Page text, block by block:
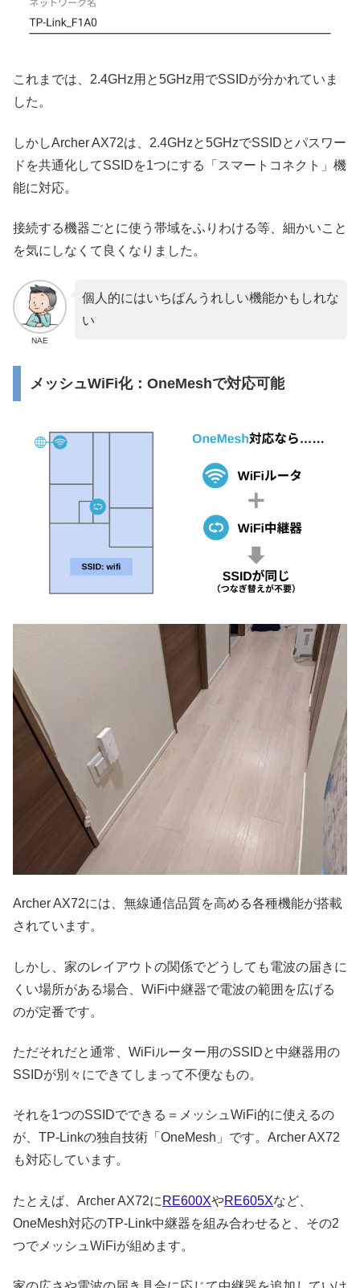
これまでは、2.4GHz用と5GHz用でSSIDが分かれていま
した。
しかしArcher AX72は、2.4GHzと5GHzでSSIDとパスワー
ドを共通化してSSIDを1つにする「スマートコネクト」機
能に対応。
接続する機器ごとに使う帯域をふりわける等、細かいこと
を気にしなくて良くなりました。
NAE
個人的にはいちばんうれしい機能かもしれな
い
メッシュWiFi化：OneMeshで対応可能
Archer AX72には、無線通信品質を高める各種機能が搭載
されています。
しかし、家のレイアウトの関係でどうしても電波の届きに
くい場所がある場合、WiFi中継器で電波の範囲を広げる
のが定番です。
ただそれだと通常、WiFiルーター用のSSIDと中継器用の
SSIDが別々にできてしまって不便なもの。
それを1つのSSIDでできる＝メッシュWiFi的に使えるの
が、TP-Linkの独自技術「OneMesh」です。Archer AX72
も対応しています。
たとえば、Archer AX72に RE600XやRE605Xなど、
OneMesh対応のTP-Link中継器を組み合わせると、その2
つでメッシュWiFiが組めます。